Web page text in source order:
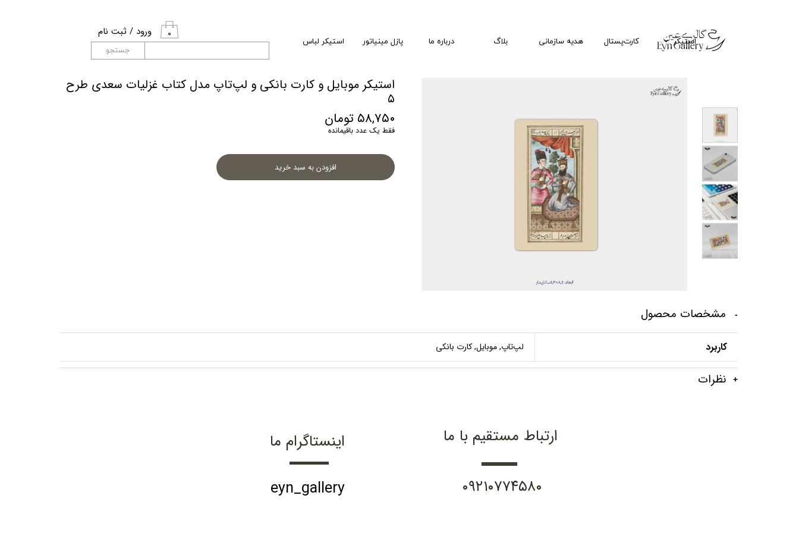
۰ ورود / ثبت نام
حساب کاربری من
تغییر گذر واژه
استیکر کارت‌پستال هدیه سازمانی بلاگ درباره ما پازل مینیاتور
استیکر لباس
جستجو
استیکر موبایل و کارت بانکی و لپ‌تاپ مدل کتاب غزلیات سعدی طرح
۵
۵۸,۷۵۰ تومان
فقط یک عدد باقیمانده
افزودن به سبد خرید
مشخصات محصول
کاربرد لپ‌تاپ, موبایل, کارت بانکی
نظرات
ارتباط مستقیم با ما
۰۹۲۱۰۷۷۴۵۸۰
اینستاگرام ما
eyn_gallery